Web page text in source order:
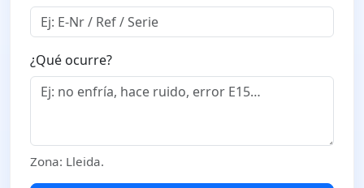
¿Qué ocurre?
Zona: Lleida.